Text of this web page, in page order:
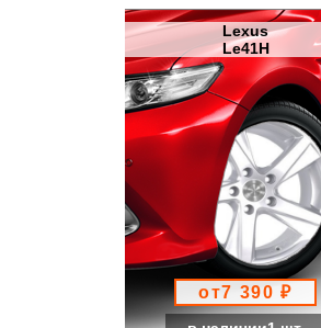
Lexus
Le41H
от7 390 ₽